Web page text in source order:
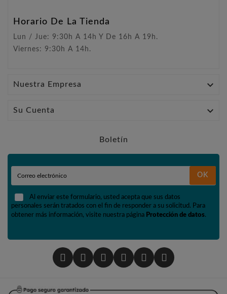
Horario De La Tienda
Lun / Jue: 9:30h A 14h Y De 16h A 19h.
Viernes: 9:30h A 14h.
Nuestra Empresa 
Su Cuenta 
Boletín
OK
Al enviar este formulario, usted acepta que sus datos
personales serán tratados con el fin de responder a su solicitud. Para
obtener más información, visite nuestra página Protección de datos.